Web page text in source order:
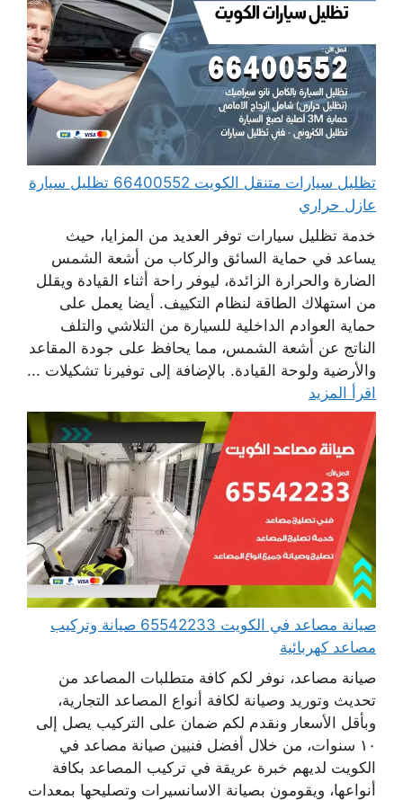
تظليل سيارات متنقل الكويت 66400552 تظليل سيارة
عازل حراري
خدمة تظليل سيارات توفر العديد من المزايا، حيث
يساعد في حماية السائق والركاب من أشعة الشمس
الضارة والحرارة الزائدة، ليوفر راحة أثناء القيادة ويقلل
من استهلاك الطاقة لنظام التكييف. أيضا يعمل على
حماية العوادم الداخلية للسيارة من التلاشي والتلف
الناتج عن أشعة الشمس، مما يحافظ على جودة المقاعد
والأرضية ولوحة القيادة. بالإضافة إلى توفيرنا تشكيلات ...
اقرأ المزيد
صيانة مصاعد في الكويت 65542233 صيانة وتركيب
مصاعد كهربائية
صيانة مصاعد، نوفر لكم كافة متطلبات المصاعد من
تحديث وتوريد وصيانة لكافة أنواع المصاعد التجارية،
وبأقل الأسعار ونقدم لكم ضمان على التركيب يصل إلى
١٠ سنوات، من خلال أفضل فنيين صيانة مصاعد في
الكويت لديهم خبرة عريقة في تركيب المصاعد بكافة
أنواعها، ويقومون بصيانة الاسانسيرات وتصليحها بمعدات